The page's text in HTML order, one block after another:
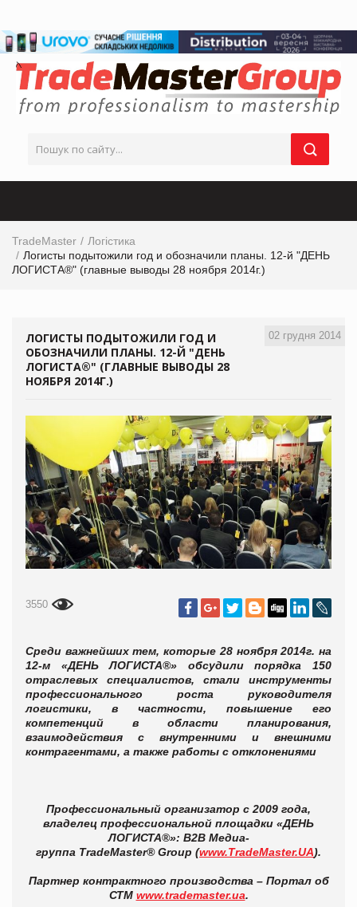
TradeMaster
Логістика
Логисты подытожили год и обозначили планы. 12-й "ДЕНЬ
ЛОГИСТА®" (главные выводы 28 ноября 2014г.)
02 грудня 2014
ЛОГИСТЫ ПОДЫТОЖИЛИ ГОД И
ОБОЗНАЧИЛИ ПЛАНЫ. 12-Й "ДЕНЬ
ЛОГИСТА®" (ГЛАВНЫЕ ВЫВОДЫ 28
НОЯБРЯ 2014Г.)
3550
Среди важнейших тем, которые 28 ноября 2014г. на
12-м «ДЕНЬ ЛОГИСТА®» обсудили порядка 150
отраслевых специалистов, стали инструменты
профессионального роста руководителя
логистики, в частности, повышение его
компетенций в области планирования,
взаимодействия с внутренними и внешними
контрагентами, а также работы с отклонениями
Профессиональный организатор с 2009 года,
владелец профессиональной площадки «ДЕНЬ
ЛОГИСТА®»: В2В Медиа-
группа TradeMaster® Group (www.TradeMaster.UA).
Партнер контрактного производства – Портал об
СТМ www.trademaster.ua.